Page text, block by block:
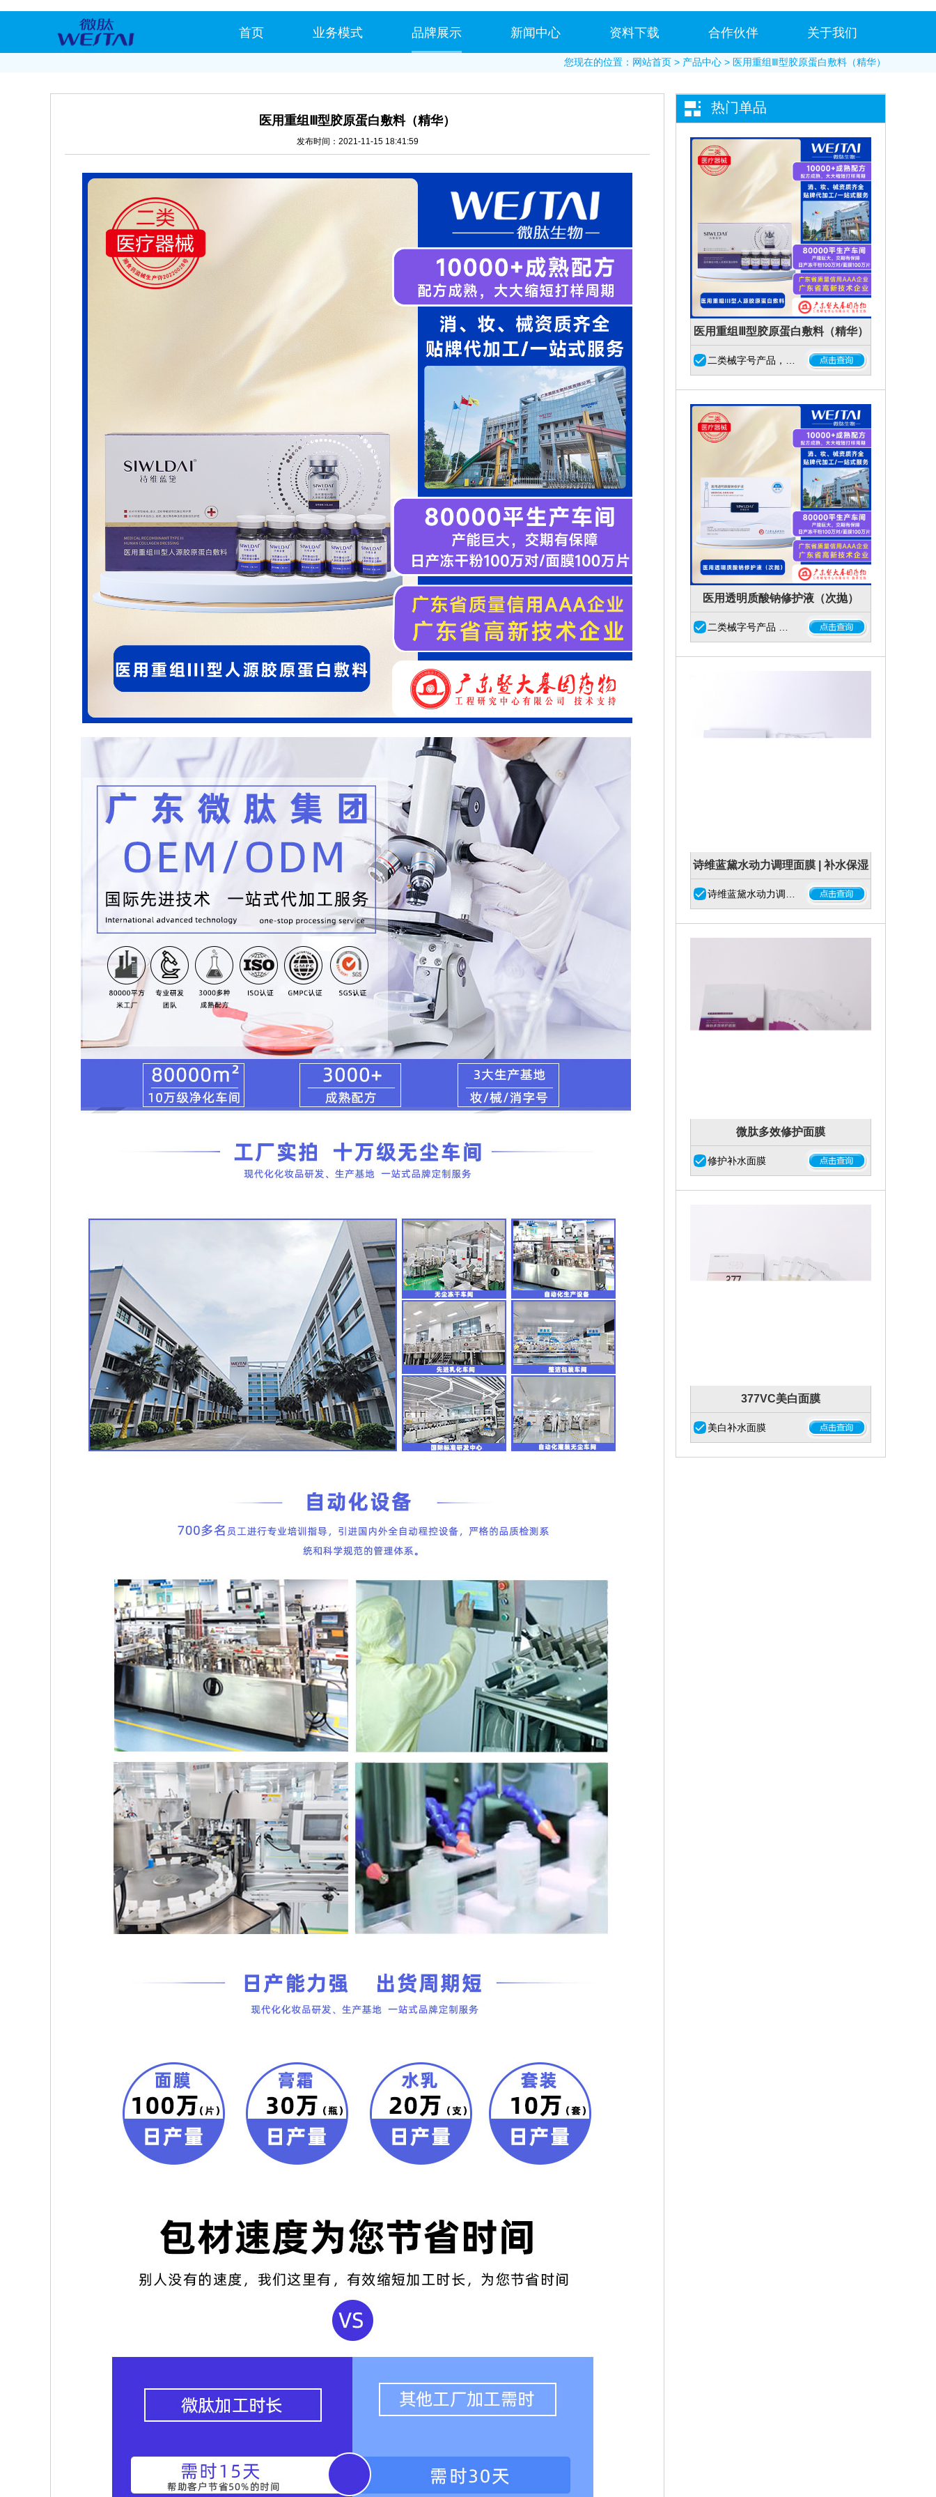
首页 业务模式 品牌展示 新闻中心 资料下载 合作伙伴 关于我们
您现在的位置： 网站首页 > 产品中心 > 医用重组Ⅲ型胶原蛋白敷料（精华）
医用重组Ⅲ型胶原蛋白敷料（精华）
发布时间：2021-11-15 18:41:59
热门单品
医用重组Ⅲ型胶原蛋白敷料（精华）
二类械字号产品，…
医用透明质酸钠修护液（次抛）
二类械字号产品 …
诗维蓝黛水动力调理面膜 | 补水保湿
修护维稳
诗维蓝黛水动力调…
微肽多效修护面膜
修护补水面膜
377VC美白面膜
美白补水面膜